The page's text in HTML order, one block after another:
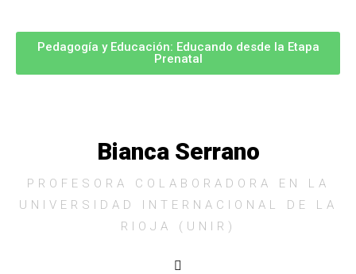
Pedagogía y Educación: Educando desde la Etapa
Prenatal
Bianca Serrano
PROFESORA COLABORADORA EN LA
UNIVERSIDAD INTERNACIONAL DE LA
RIOJA (UNIR)